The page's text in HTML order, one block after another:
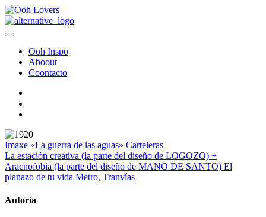
Ooh Inspo
Aboout
Coontacto
Imaxe «La guerra de las aguas» Carteleras
La estación creativa (la parte del diseño de LOGOZO) +
Aracnofobia (la parte del diseño de MANO DE SANTO) El
planazo de tu vida Metro, Tranvías
Autoría